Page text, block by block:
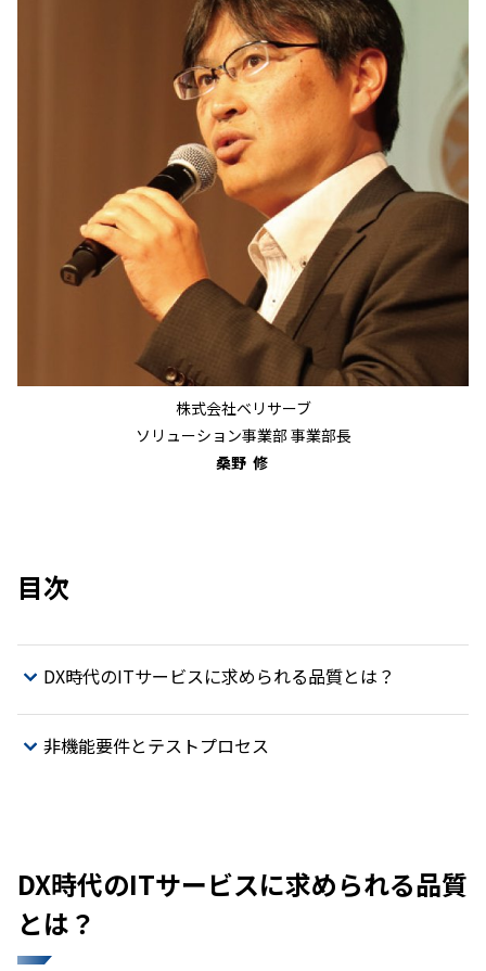
株式会社ベリサーブ
ソリューション事業部 事業部長
桑野 修
目次
DX時代のITサービスに求められる品質とは？
非機能要件とテストプロセス
DX時代のITサービスに求められる品質
とは？